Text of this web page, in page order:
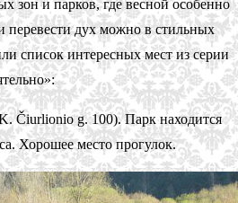
зон и парков, где весной особенно
перевести дух можно в стильных
список интересных мест из серии
Čiurlionio g. 100). Парк находится
Хорошее место прогулок.